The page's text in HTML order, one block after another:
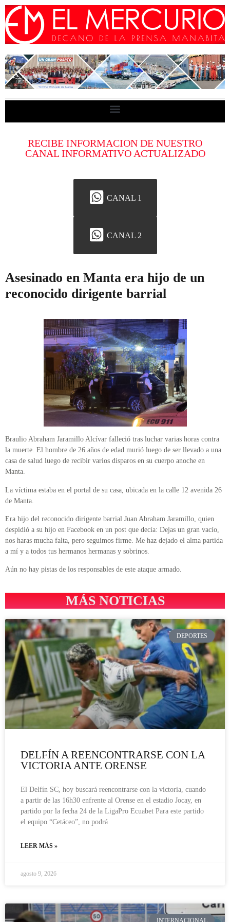
RECIBE INFORMACION DE NUESTRO
CANAL INFORMATIVO ACTUALIZADO
CANAL 1
CANAL 2
Asesinado en Manta era hijo de un
reconocido dirigente barrial
Braulio Abraham Jaramillo Alcívar falleció tras luchar varias horas contra
la muerte. El hombre de 26 años de edad murió luego de ser llevado a una
casa de salud luego de recibir varios disparos en su cuerpo anoche en
Manta.
La víctima estaba en el portal de su casa, ubicada en la calle 12 avenida 26
de Manta.
Era hijo del reconocido dirigente barrial Juan Abraham Jaramillo, quien
despidió a su hijo en Facebook en un post que decía: Dejas un gran vacío,
nos haras mucha falta, pero seguimos firme. Me haz dejado el alma partida
a mí y a todos tus hermanos hermanas y sobrinos.
Aún no hay pistas de los responsables de este ataque armado.
MÁS NOTICIAS
DEPORTES
DELFÍN A REENCONTRARSE CON LA
VICTORIA ANTE ORENSE
El Delfín SC, hoy buscará reencontrarse con la victoria, cuando
a partir de las 16h30 enfrente al Orense en el estadio Jocay, en
partido por la fecha 24 de la LigaPro Ecuabet Para este partido
el equipo “Cetáceo”, no podrá
LEER MÁS »
agosto 9, 2026
INTERNACIONAL